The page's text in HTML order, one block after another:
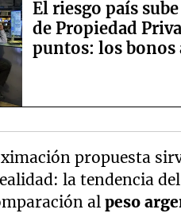
El riesgo país
de Propiedad
puntos: los bonos
propuesta
la tendencia
alpeso